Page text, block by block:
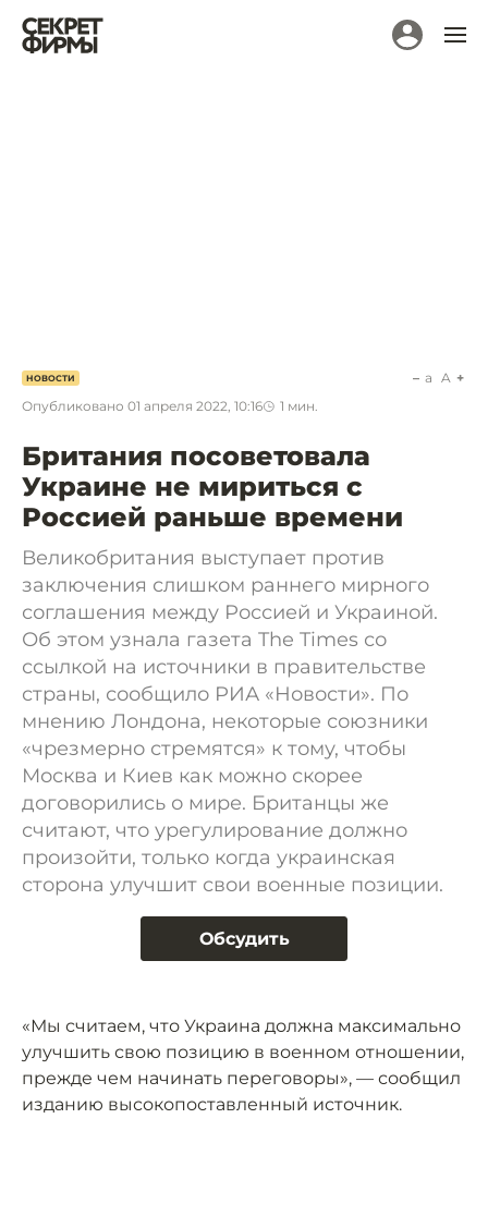
НОВОСТИ
Опубликовано 01 апреля 2022, 10:16 1 мин.
a A
Британия посоветовала
Украине не мириться с
Россией раньше времени
Великобритания выступает против
заключения слишком раннего мирного
соглашения между Россией и Украиной.
Об этом узнала газета The Times со
ссылкой на источники в правительстве
страны, сообщило РИА «Новости». По
мнению Лондона, некоторые союзники
«чрезмерно стремятся» к тому, чтобы
Москва и Киев как можно скорее
договорились о мире. Британцы же
считают, что урегулирование должно
произойти, только когда украинская
сторона улучшит свои военные позиции.
Обсудить
«Мы считаем, что Украина должна максимально
улучшить свою позицию в военном отношении,
прежде чем начинать переговоры», — сообщил
изданию высокопоставленный источник.